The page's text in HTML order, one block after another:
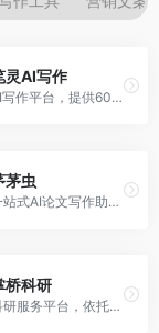
灵AI写作
AI写作平台，提供600+写作模板。面向学生、职场人士和内容创作者，支持论文、公文、营销文案等多种文体，模板丰富，一键生成，写作效率大幅提升。
茅虫
一站式AI论文写作助手，覆盖学术写作全场景。面向高校学生和科研人员，提供开题报告、文献综述、论文正文等写作服务，支持多学科多类型论文，操作简便。
桥科研
科研服务平台，依托3亿+真实文献数据库。面向学术研究者和学生，提供文献检索、论文写作、科研数据分析等服务，文献资源丰富，学术支持专业。